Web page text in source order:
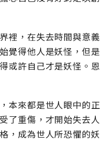
裡，在失去時間與意義
覺得他人是妖怪，但是
或許自己才是妖怪。恩
本來都是世人眼中的正
了重傷，才開始失去人
，成為世人所恐懼的妖